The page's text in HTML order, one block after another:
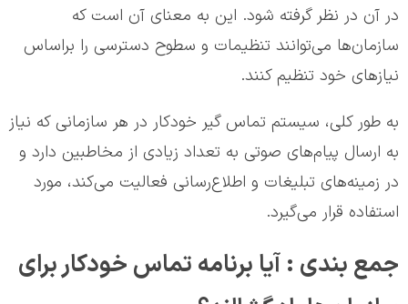
در آن در نظر گرفته شود. این به معنای آن است که
سازمان‌ها می‌توانند تنظیمات و سطوح دسترسی را براساس
نیازهای خود تنظیم کنند.
به طور کلی، سیستم تماس گیر خودکار در هر سازمانی که نیاز
به ارسال پیام‌های صوتی به تعداد زیادی از مخاطبین دارد و
در زمینه‌های تبلیغات و اطلاع‌رسانی فعالیت می‌کند، مورد
استفاده قرار می‌گیرد.
جمع بندی : آیا برنامه تماس خودکار برای